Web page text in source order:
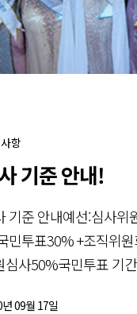
항
기준 안내!
기준 안내예선:심사
민투표30% +조직위
심사50%국민투표 기
09월 17일